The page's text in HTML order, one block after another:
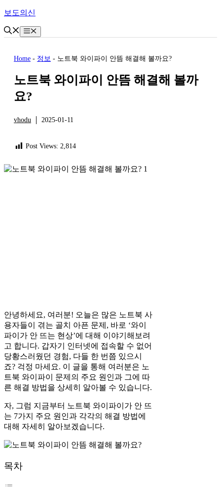
Skip
content
보도의신
Menu
Home - 정보 - 노트북 와이파이 안뜸 해결해 볼까요?
노트북 와이파이 안뜸 해결해 볼까
요?
vhodu 2025-01-11
Post Views: 2,814
안녕하세요, 여러분! 오늘은 많은 노트북 사
용자들이 겪는 골치 아픈 문제, 바로 ‘와이
파이가 안 뜨는 현상’에 대해 이야기해보려
고 합니다. 갑자기 인터넷에 접속할 수 없어
당황스러웠던 경험, 다들 한 번쯤 있으시
죠? 걱정 마세요. 이 글을 통해 여러분은 노
트북 와이파이 문제의 주요 원인과 그에 따
른 해결 방법을 상세히 알아볼 수 있습니다.
자, 그럼 지금부터 노트북 와이파이가 안 뜨
는 7가지 주요 원인과 각각의 해결 방법에
대해 자세히 알아보겠습니다.
목차